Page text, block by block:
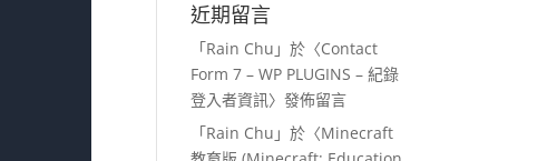
近期留言
「Rain Chu 」於〈Contact
Form 7 – WP PLUGINS – 紀錄
登入者資訊〉發佈留言
「Rain Chu 」於〈Minecraft